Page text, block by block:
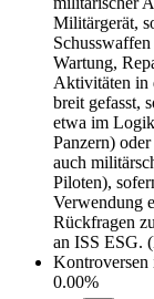
Militärgerät,
Wartung,
Aktivitäten in
breit gefasst,
etwa im
Panzern)
auch
Piloten),
Verwendung
Rückfragen
an ISS ESG.
Kontroversen
0.00%